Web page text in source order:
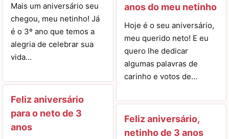
Mais um aniversário seu
chegou, meu netinho! Já
é o 3º ano que temos a
alegria de celebrar sua
vida…
Feliz aniversário
para o neto de 3
anos
anos do meu netinho
Hoje é o seu aniversário,
meu querido neto! E eu
quero lhe dedicar
algumas palavras de
carinho e votos de…
Feliz aniversário,
netinho de 3 anos